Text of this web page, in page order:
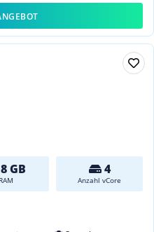
8 GB
RAM
4
Anzahl vCore